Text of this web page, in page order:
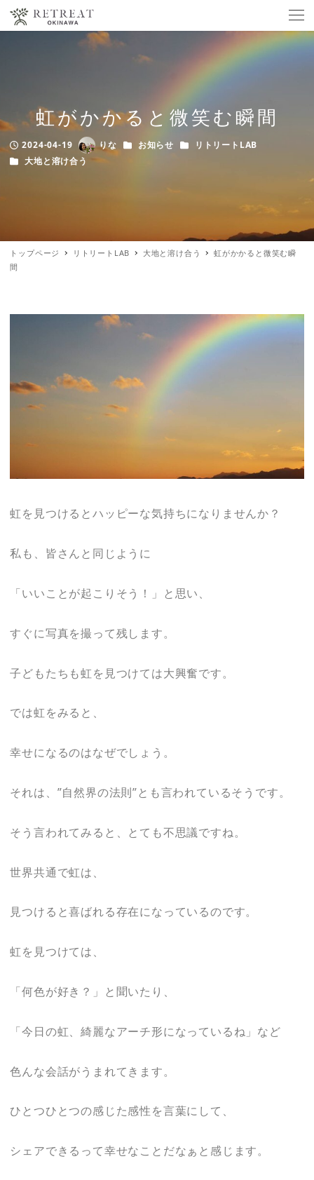
虹がかかると微笑む瞬間
Published
2024-04-19
Author
りな カテゴリー
お知らせ カテゴリー
リトリートLAB
カテゴリー
大地と溶け合う
トップページ リトリートLAB 大地と溶け合う
虹がかかると微笑む瞬
間
虹を見つけるとハッピーな気持ちになりませんか？
私も、皆さんと同じように
「いいことが起こりそう！」と思い、
すぐに写真を撮って残します。
子どもたちも虹を見つけては大興奮です。
では虹をみると、
幸せになるのはなぜでしょう。
それは、”自然界の法則”とも言われているそうです。
そう言われてみると、とても不思議ですね。
世界共通で虹は、
見つけると喜ばれる存在になっているのです。
虹を見つけては、
「何色が好き？」と聞いたり、
「今日の虹、綺麗なアーチ形になっているね」など
色んな会話がうまれてきます。
ひとつひとつの感じた感性を言葉にして、
シェアできるって幸せなことだなぁと感じます。